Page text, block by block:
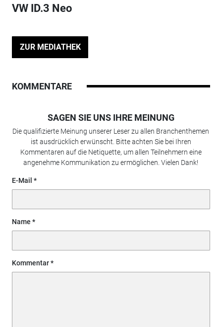
VW ID.3 Neo
ZUR MEDIATHEK
KOMMENTARE
SAGEN SIE UNS IHRE MEINUNG
Die qualifizierte Meinung unserer Leser zu allen Branchenthemen
ist ausdrücklich erwünscht. Bitte achten Sie bei Ihren
Kommentaren auf die Netiquette, um allen Teilnehmern eine
angenehme Kommunikation zu ermöglichen. Vielen Dank!
E-Mail
Name
Kommentar